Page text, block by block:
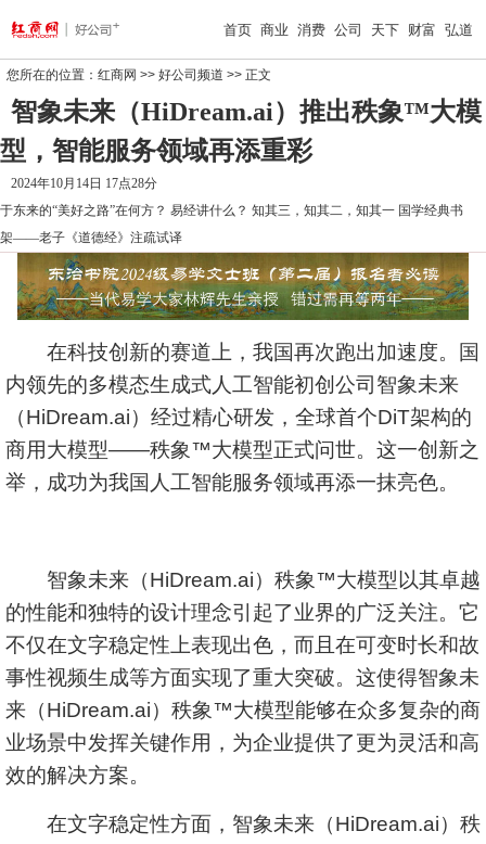
首页 商业 消费 公司 天下 财富 弘道
您所在的位置： 红商网 >> 好公司频道 >> 正文
智象未来（HiDream.ai）推出秩象™大模
型，智能服务领域再添重彩
2024年10月14日 17点28分
于东来的“美好之路”在何方？ 易经讲什么？ 知其三，知其二，知其一 国学经典书
架——老子《道德经》注疏试译
在科技创新的赛道上，我国再次跑出加速度。国
内领先的多模态生成式人工智能初创公司智象未来
（HiDream.ai）经过精心研发，全球首个DiT架构的
商用大模型——秩象™大模型正式问世。这一创新之
举，成功为我国人工智能服务领域再添一抹亮色。
智象未来（HiDream.ai）秩象™大模型以其卓越
的性能和独特的设计理念引起了业界的广泛关注。它
不仅在文字稳定性上表现出色，而且在可变时长和故
事性视频生成等方面实现了重大突破。这使得智象未
来（HiDream.ai）秩象™大模型能够在众多复杂的商
业场景中发挥关键作用，为企业提供了更为灵活和高
效的解决方案。
在文字稳定性方面，智象未来（HiDream.ai）秩